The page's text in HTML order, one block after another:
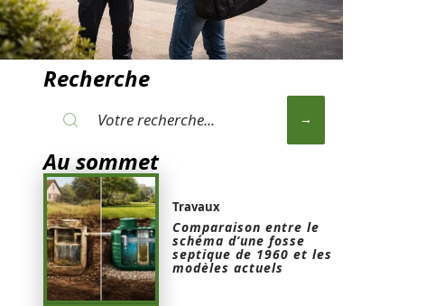
Recherche
Au sommet
Travaux
Comparaison entre le
schéma d’une fosse
septique de 1960 et les
modèles actuels